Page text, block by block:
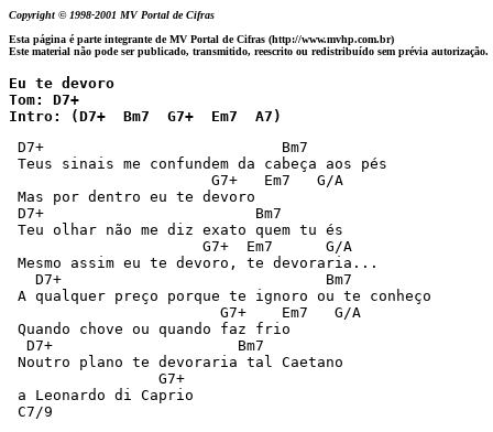
Copyright © 1998-2001 MV Portal de Cifras
Esta página é parte integrante de MV Portal de Cifras (http://www.mvhp.com.br)
Este material não pode ser publicado, transmitido, reescrito ou redistribuído sem prévia autorização.
Eu te devoro
Tom: D7+
Intro: (D7+  Bm7  G7+  Em7  A7)
D7+                           Bm7
Teus sinais me confundem da cabeça aos pés
                       G7+   Em7   G/A
Mas por dentro eu te devoro
D7+                        Bm7
Teu olhar não me diz exato quem tu és
                      G7+  Em7      G/A
Mesmo assim eu te devoro, te devoraria...
   D7+                              Bm7
A qualquer preço porque te ignoro ou te conheço
                        G7+    Em7   G/A
Quando chove ou quando faz frio
  D7+                     Bm7
Noutro plano te devoraria tal Caetano
                 G7+
a Leonardo di Caprio
C7/9